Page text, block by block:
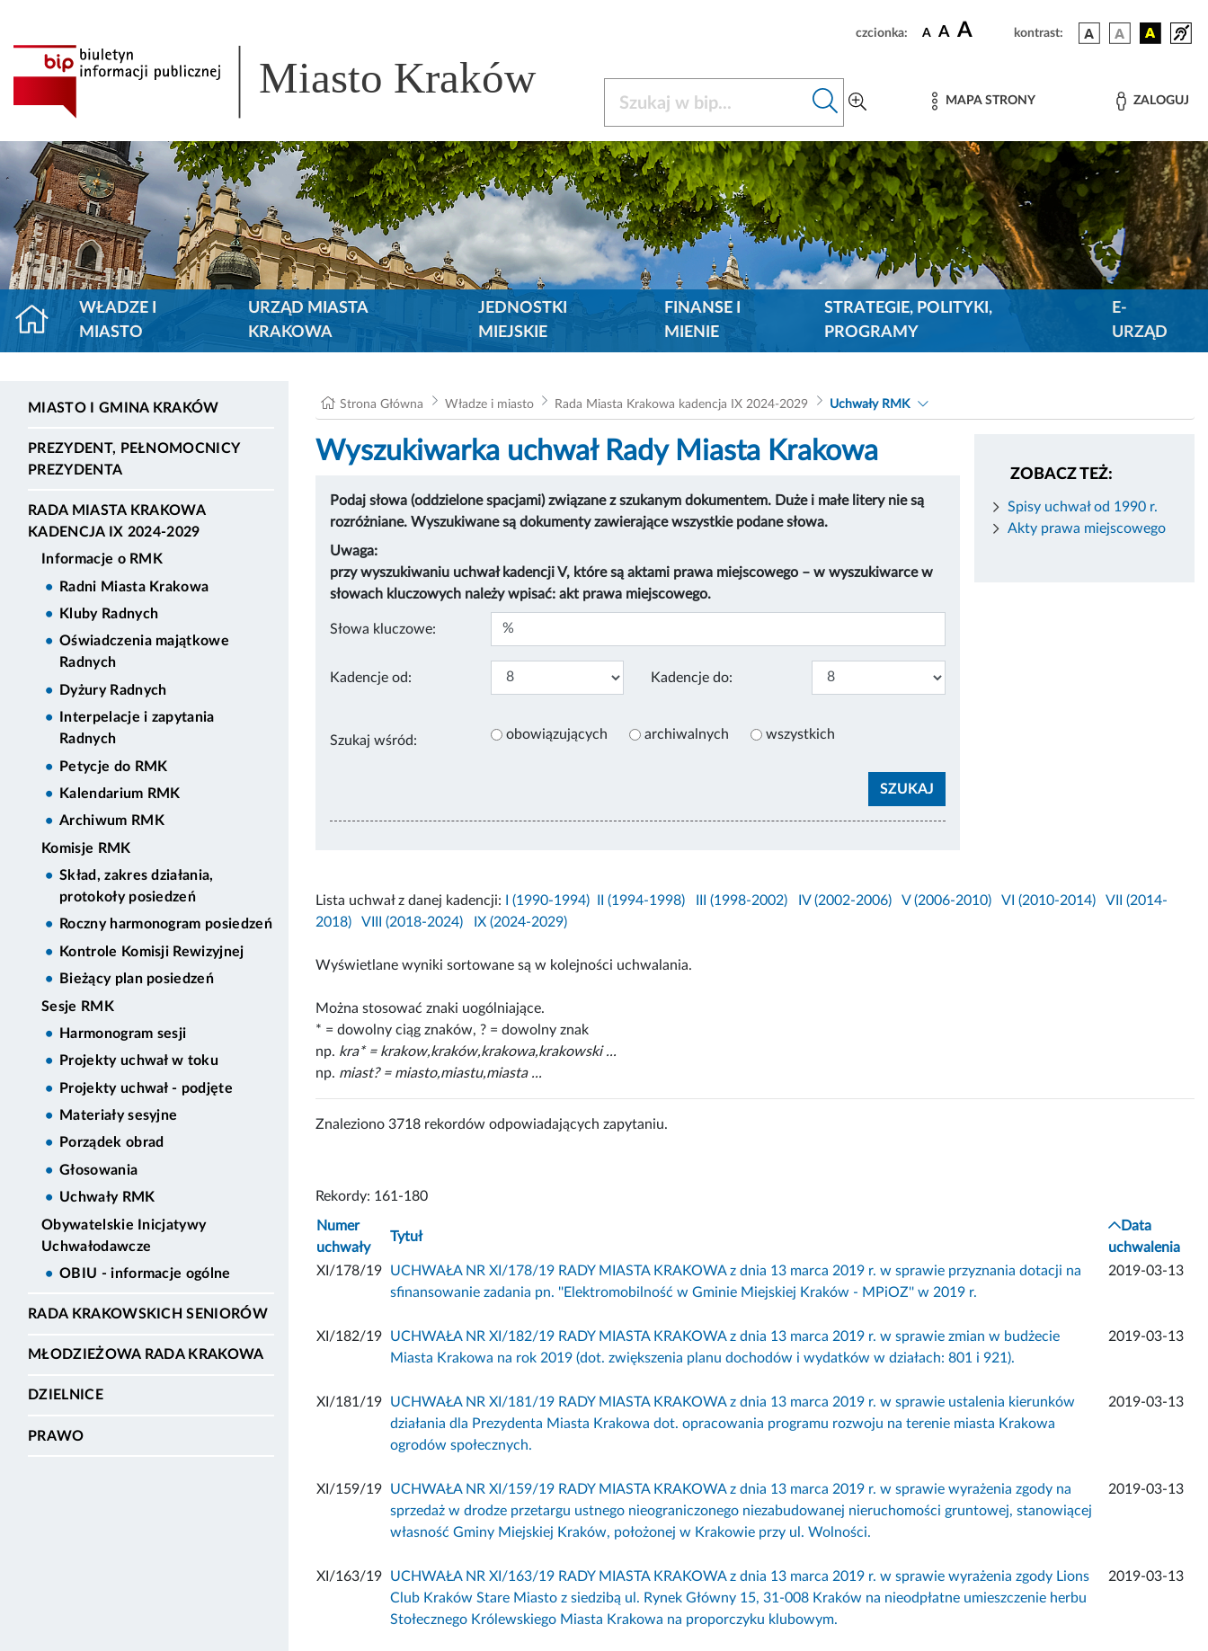
czcionka: A A A kontrast:
Miasto Kraków MAPA STRONY ZALOGUJ
WŁADZE I
MIASTO
URZĄD MIASTA
KRAKOWA
JEDNOSTKI
MIEJSKIE
FINANSE I
MIENIE
STRATEGIE, POLITYKI,
PROGRAMY
E-
URZĄD
MIASTO I GMINA KRAKÓW
PREZYDENT, PEŁNOMOCNICY
PREZYDENTA
RADA MIASTA KRAKOWA
KADENCJA IX 2024-2029
Informacje o RMK
Radni Miasta Krakowa
Kluby Radnych
Oświadczenia majątkowe
Radnych
Dyżury Radnych
Interpelacje i zapytania
Radnych
Petycje do RMK
Kalendarium RMK
Archiwum RMK
Komisje RMK
Skład, zakres działania,
protokoły posiedzeń
Roczny harmonogram posiedzeń
Kontrole Komisji Rewizyjnej
Bieżący plan posiedzeń
Sesje RMK
Harmonogram sesji
Projekty uchwał w toku
Projekty uchwał - podjęte
Materiały sesyjne
Porządek obrad
Głosowania
Uchwały RMK
Obywatelskie Inicjatywy
Uchwałodawcze
OBIU - informacje ogólne
RADA KRAKOWSKICH SENIORÓW
MŁODZIEŻOWA RADA KRAKOWA
DZIELNICE
PRAWO
Strona Główna Władze i miasto Rada Miasta Krakowa kadencja IX 2024-2029 Uchwały RMK
ZOBACZ TEŻ:
Spisy uchwał od 1990 r.
Akty prawa miejscowego
Wyszukiwarka uchwał Rady Miasta Krakowa
Podaj słowa (oddzielone spacjami) związane z szukanym dokumentem. Duże i małe litery nie są
rozróżniane. Wyszukiwane są dokumenty zawierające wszystkie podane słowa.
Uwaga:
przy wyszukiwaniu uchwał kadencji V, które są aktami prawa miejscowego – w wyszukiwarce w
słowach kluczowych należy wpisać: akt prawa miejscowego.
Słowa kluczowe:
Kadencje od: Kadencje do:
Szukaj wśród: obowiązujących archiwalnych wszystkich
Lista uchwał z danej kadencji: I (1990-1994) II (1994-1998) III (1998-2002) IV (2002-2006) V (2006-2010) VI (2010-2014)
VII (2014-
2018)
VIII (2018-2024) IX (2024-2029)
Wyświetlane wyniki sortowane są w kolejności uchwalania.
Można stosować znaki uogólniające.
* = dowolny ciąg znaków, ? = dowolny znak
np. kra* = krakow,kraków,krakowa,krakowski ...
np. miast? = miasto,miastu,miasta ...
Znaleziono 3718 rekordów odpowiadających zapytaniu.
Rekordy: 161-180
Numer
uchwały
Tytuł
Data
uchwalenia
XI/178/19
UCHWAŁA NR XI/178/19 RADY MIASTA KRAKOWA z dnia 13 marca 2019 r. w sprawie przyznania dotacji na
sfinansowanie zadania pn. ''Elektromobilność w Gminie Miejskiej Kraków - MPiOZ'' w 2019 r.
2019-03-13
XI/182/19
UCHWAŁA NR XI/182/19 RADY MIASTA KRAKOWA z dnia 13 marca 2019 r. w sprawie zmian w budżecie
Miasta Krakowa na rok 2019 (dot. zwiększenia planu dochodów i wydatków w działach: 801 i 921).
2019-03-13
XI/181/19
UCHWAŁA NR XI/181/19 RADY MIASTA KRAKOWA z dnia 13 marca 2019 r. w sprawie ustalenia kierunków
działania dla Prezydenta Miasta Krakowa dot. opracowania programu rozwoju na terenie miasta Krakowa
ogrodów społecznych.
2019-03-13
XI/159/19
UCHWAŁA NR XI/159/19 RADY MIASTA KRAKOWA z dnia 13 marca 2019 r. w sprawie wyrażenia zgody na
sprzedaż w drodze przetargu ustnego nieograniczonego niezabudowanej nieruchomości gruntowej, stanowiącej
własność Gminy Miejskiej Kraków, położonej w Krakowie przy ul. Wolności.
2019-03-13
XI/163/19
UCHWAŁA NR XI/163/19 RADY MIASTA KRAKOWA z dnia 13 marca 2019 r. w sprawie wyrażenia zgody Lions
Club Kraków Stare Miasto z siedzibą ul. Rynek Główny 15, 31-008 Kraków na nieodpłatne umieszczenie herbu
Stołecznego Królewskiego Miasta Krakowa na proporczyku klubowym.
2019-03-13